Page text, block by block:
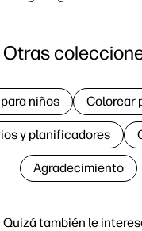
Quizá también le
Otras
niños Colorear
y planificadores
Agradecimiento